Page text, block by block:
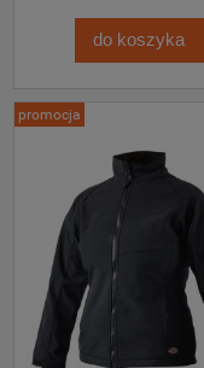
do koszyka
promocja